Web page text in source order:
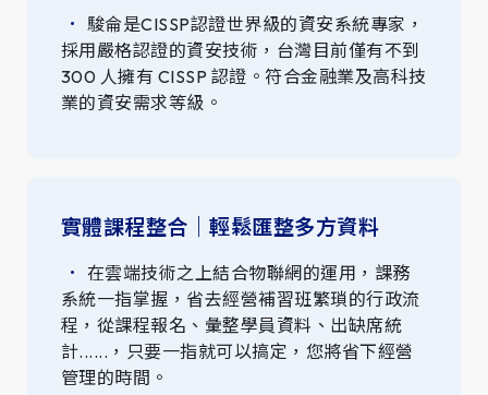
駿侖是CISSP認證世界級的資安系統專家，
採用嚴格認證的資安技術，台灣目前僅有不到
300 人擁有 CISSP 認證。符合金融業及高科技
業的資安需求等級。
實體課程整合｜輕鬆匯整多方資料
在雲端技術之上結合物聯網的運用，課務
系統一指掌握，省去經營補習班繁瑣的行政流
程，從課程報名、彙整學員資料、出缺席統
計......，只要一指就可以搞定，您將省下經營
管理的時間。